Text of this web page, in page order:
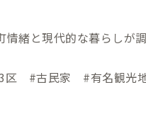
緒と現代的な暮らしが調
区 #古民家 #有名観光